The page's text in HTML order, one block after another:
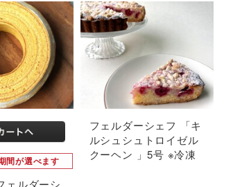
間が選べます
ェルダーシ
フェルダーシェフ 「キ
ルシュシュトロイゼル
クーヘン 」5号 ※冷凍